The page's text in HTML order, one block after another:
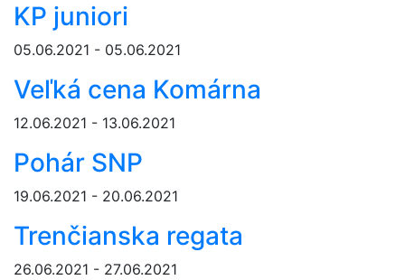
KP juniori
05.06.2021 - 05.06.2021
Veľká cena Komárna
12.06.2021 - 13.06.2021
Pohár SNP
19.06.2021 - 20.06.2021
Trenčianska regata
26.06.2021 - 27.06.2021